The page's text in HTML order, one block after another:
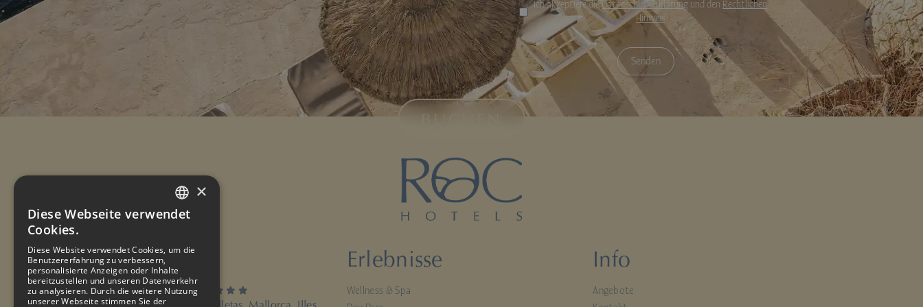
BUCHEN
Ich akzeptiere die Datenschutzerklärung und den Rechtlichen
Hinweis
Unterkünfte
Hotel ROC Illetas & SPA
Erlebnisse
Wellness & Spa
Info
Angebote
SPANISH
GERMAN
×
Diese Webseite verwendet
Cookies.
Diese Website verwendet Cookies, um die
Benutzererfahrung zu verbessern,
personalisierte Anzeigen oder Inhalte
bereitzustellen und unseren Datenverkehr
zu analysieren. Durch die weitere Nutzung
unserer Webseite stimmen Sie der